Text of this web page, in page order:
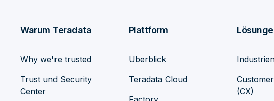
Warum Teradata
Why we're trusted
Trust und Security
Center
Plattform
Überblick
Teradata Cloud
(CX)